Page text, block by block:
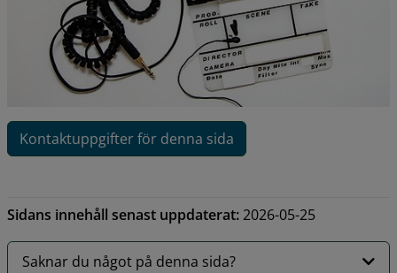
Kontaktuppgifter för denna sida
Sidans innehåll senast uppdaterat:2026-05-25
Saknar du något på denna sida?